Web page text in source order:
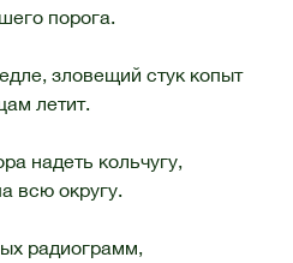
порога.
зловещий стук копыт
летит.
надеть кольчугу,
всю округу.
радиограмм,